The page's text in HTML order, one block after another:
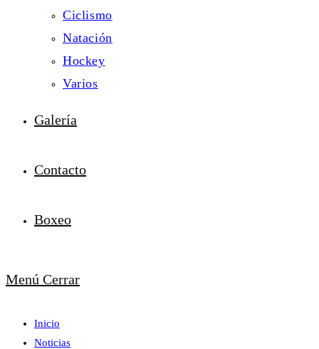
Ciclismo
Natación
Hockey
Varios
Galería
Contacto
Boxeo
Menú Cerrar
Inicio
Noticias